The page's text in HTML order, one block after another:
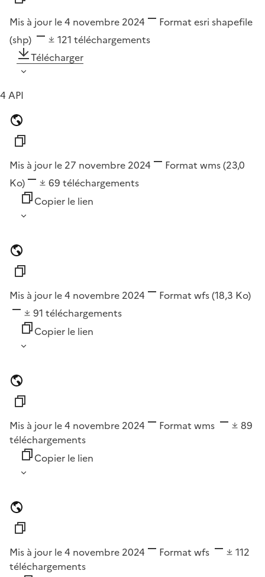
Mis à jour le 4 novembre 2024 Format esri shapefile
(shp)
121 téléchargements
Télécharger
4 API
Mis à jour le 27 novembre 2024 Format wms(23,0
Ko)
69 téléchargements
Copier le lien
Mis à jour le 4 novembre 2024 Format wfs(18,3 Ko)
91 téléchargements
Copier le lien
Mis à jour le 4 novembre 2024 Format wms
89
téléchargements
Copier le lien
Mis à jour le 4 novembre 2024 Format wfs
112
téléchargements